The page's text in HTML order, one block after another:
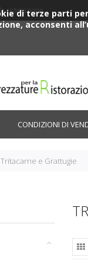
ristorazione
CONDIZIONI DI
Tritacarne e Grattugie
di terze parti
acconsenti